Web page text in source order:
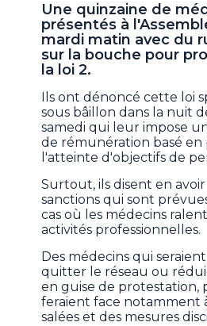
Une quinzaine de
présentés à
mardi matin avec du
sur la bouche pour
la loi 2.
Ils ont dénoncé cette loi
sous bâillon dans la nuit
samedi qui leur impose
de rémunération basé en
l'atteinte d'objectifs de
Surtout, ils disent en
sanctions qui sont
cas où les médecins
activités professionnelles.
Des médecins qui
quitter le réseau ou
en guise de protestation,
feraient face notamment
salées et des mesures